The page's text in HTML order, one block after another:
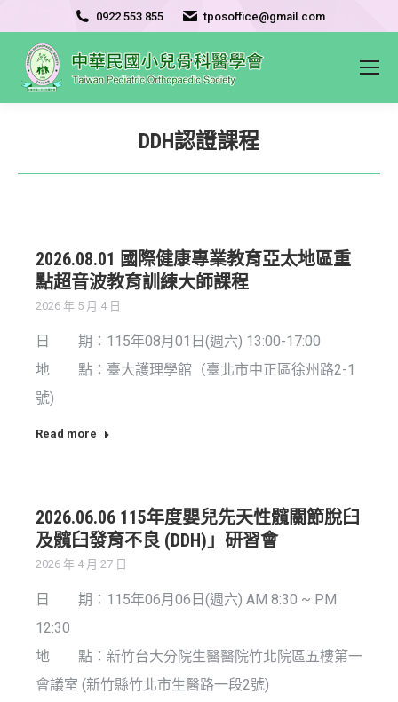
0922 553 855 tposoffice@gmail.com
DDH認證課程
2026.08.01 國際健康專業教育亞太地區重
點超音波教育訓練大師課程
2026 年 5 月 4 日
日 期：115年08月01日(週六) 13:00-17:00
地 點：臺大護理學館（臺北市中正區徐州路2-1
號)
Read more
2026.06.06 115年度嬰兒先天性髖關節脫臼
及髖臼發育不良 (DDH)」研習會
2026 年 4 月 27 日
日 期：115年06月06日(週六) AM 8:30 ~ PM
12:30
地 點：新竹台大分院生醫醫院竹北院區五樓第一
會議室 (新竹縣竹北市生醫路一段2號)